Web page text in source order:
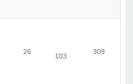
26
103
309